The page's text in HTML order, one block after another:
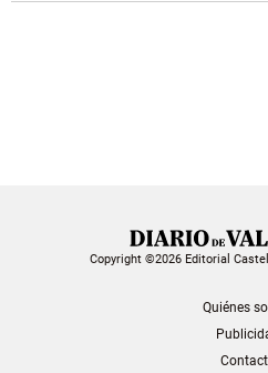
Copyright ©2026 Editorial
Quiénes